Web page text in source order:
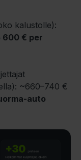
kalustolle):
600 € per
~660–740 €
auto